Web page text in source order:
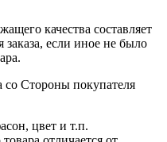
качества составляет
если иное не было
со Стороны покупателя
цвет и т.п.